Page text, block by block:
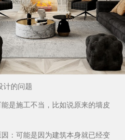
计的问题
是施工不当，比如说原来的墙皮
：可能是因为建筑本身就已经变